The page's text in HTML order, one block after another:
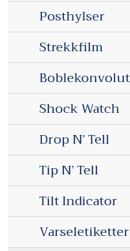
Posthylser
Strekkfilm
Shock Watch
Drop N’ Tell
Tip N’ Tell
Tilt Indicator
Varseletiketter